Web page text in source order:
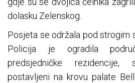
dolasku Zelenskog.
Posjeta se održala pod strogim
Policija je ogradila
predsjedničke
postavljeni na krovu palate